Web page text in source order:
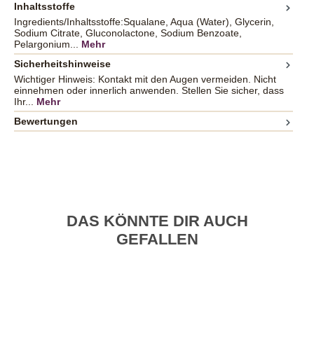
Inhaltsstoffe
Ingredients/Inhaltsstoffe:Squalane, Aqua (Water), Glycerin,
Sodium Citrate, Gluconolactone, Sodium Benzoate,
Pelargonium... Mehr
Sicherheitshinweise
Wichtiger Hinweis: Kontakt mit den Augen vermeiden. Nicht
einnehmen oder innerlich anwenden. Stellen Sie sicher, dass
Ihr... Mehr
Bewertungen
DAS KÖNNTE DIR AUCH
GEFALLEN